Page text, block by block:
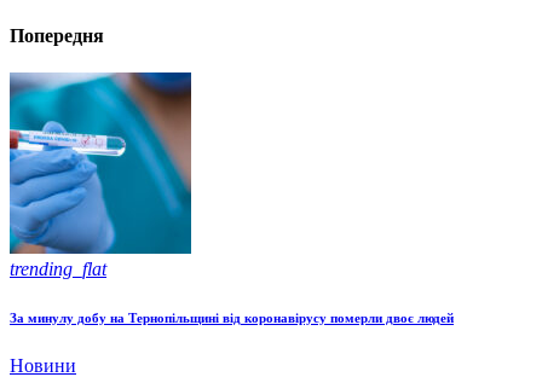
Попередня
trending_flat
За минулу добу на Тернопільщині від коронавірусу померли двоє людей
Новини